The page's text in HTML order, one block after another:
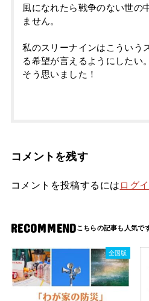
風になれたら戦争のない世の
ません。
私のスリーナインはこういう
る希望が言えるようにしたい。
そう思いました！
コメントを残す
コメントを投稿するには ログ
RECOMMEND
全国版